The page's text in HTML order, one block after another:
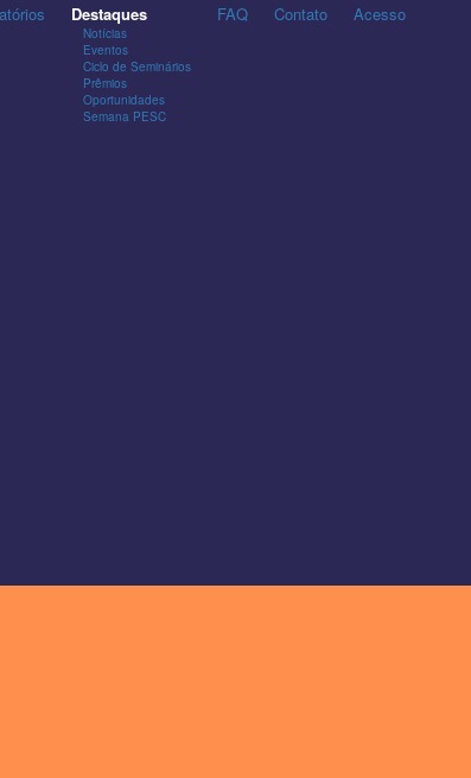
Destaques
Notícias
Eventos
Ciclo de Seminários
Prêmios
Oportunidades
Semana PESC
FAQ Contato Acesso